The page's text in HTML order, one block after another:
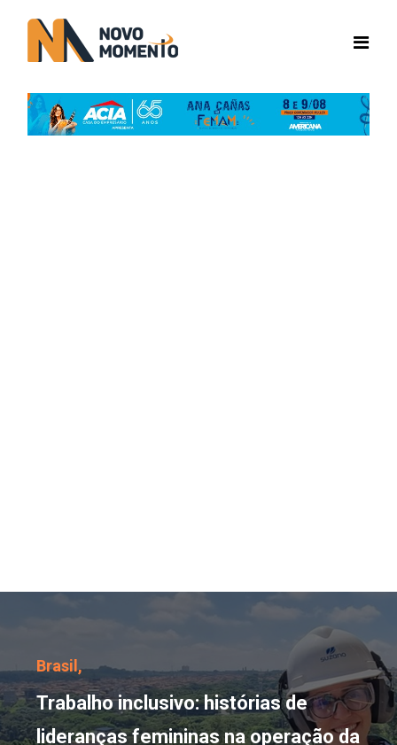
Trabalho inclusivo:
Brasil,
Trabalho inclusivo: histórias de
lideranças femininas na operação da